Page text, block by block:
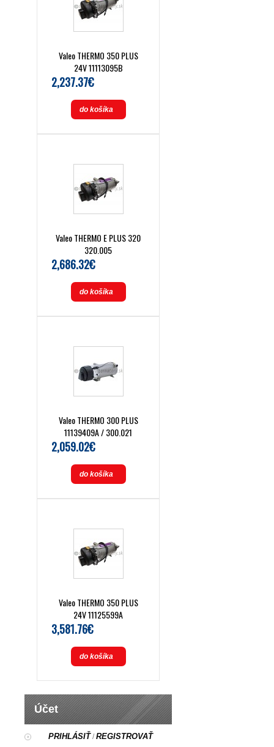
Valeo THERMO 350 PLUS
24V 11113095B
2,237.37€
do košíka
Valeo THERMO E PLUS 320
320.005
2,686.32€
do košíka
Valeo THERMO 300 PLUS
11139409A / 300.021
2,059.02€
do košíka
Valeo THERMO 350 PLUS
24V 11125599A
3,581.76€
do košíka
Účet
PRIHLÁSIŤ/REGISTROVAŤ